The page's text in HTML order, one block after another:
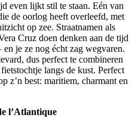
even lijkt stil te staan. Eén van
de oorlog heeft overleefd, met
op zee. Straatnamen als
Cruz doen denken aan de tijd
je ze nog écht zag wegvaren.
dus perfect te combineren
langs de kust. Perfect
z’n best: maritiem, charmant en
l’Atlantique